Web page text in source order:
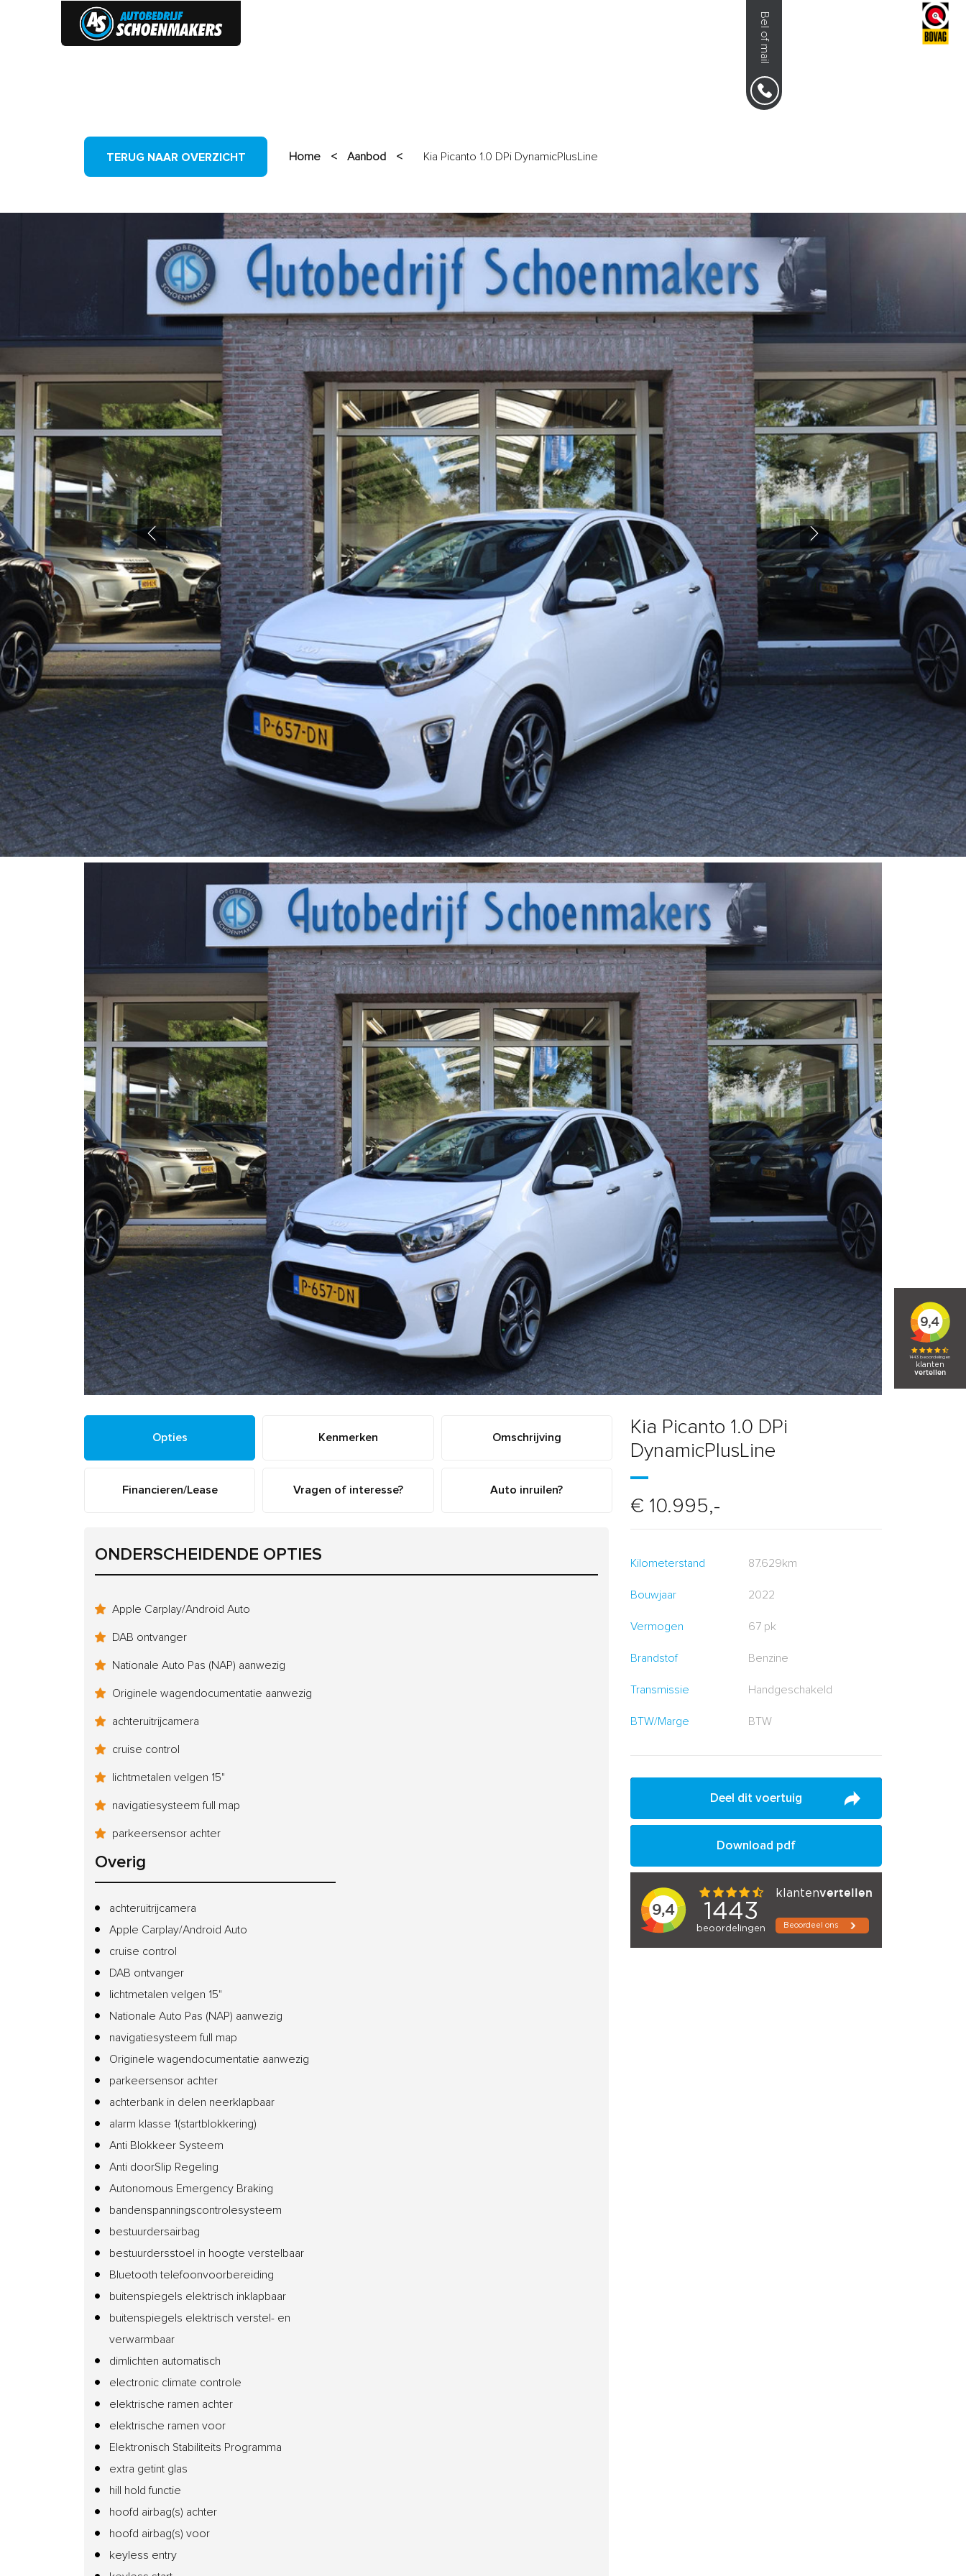
Bel of mail
TERUG NAAR OVERZICHT Home < Aanbod < Kia Picanto 1.0 DPi DynamicPlusLine
Opties Kenmerken Omschrijving
Financieren/Lease Vragen of interesse? Auto inruilen?
ONDERSCHEIDENDE OPTIES
Apple Carplay/Android Auto
DAB ontvanger
Nationale Auto Pas (NAP) aanwezig
Originele wagendocumentatie aanwezig
achteruitrijcamera
cruise control
lichtmetalen velgen 15"
navigatiesysteem full map
parkeersensor achter
Overig
achteruitrijcamera
Apple Carplay/Android Auto
cruise control
DAB ontvanger
lichtmetalen velgen 15"
Nationale Auto Pas (NAP) aanwezig
navigatiesysteem full map
Originele wagendocumentatie aanwezig
parkeersensor achter
achterbank in delen neerklapbaar
alarm klasse 1(startblokkering)
Anti Blokkeer Systeem
Anti doorSlip Regeling
Autonomous Emergency Braking
bandenspanningscontrolesysteem
bestuurdersairbag
bestuurdersstoel in hoogte verstelbaar
Bluetooth telefoonvoorbereiding
buitenspiegels elektrisch inklapbaar
buitenspiegels elektrisch verstel- en
verwarmbaar
dimlichten automatisch
electronic climate controle
elektrische ramen achter
elektrische ramen voor
Elektronisch Stabiliteits Programma
extra getint glas
hill hold functie
hoofd airbag(s) achter
hoofd airbag(s) voor
keyless entry
Kia Picanto 1.0 DPi
DynamicPlusLine
€ 10.995,-
Kilometerstand 87.629km
Bouwjaar 2022
Vermogen 67 pk
Brandstof Benzine
Transmissie Handgeschakeld
BTW/Marge BTW
Deel dit voertuig
Download pdf